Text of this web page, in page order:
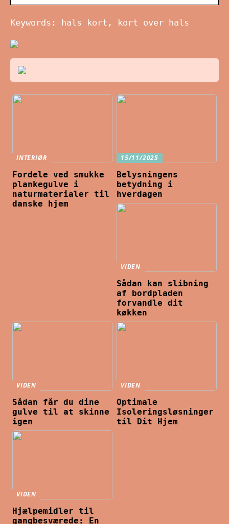
Keywords: hals kort, kort over hals
INTERIØR
Fordele ved smukke
plankegulve i
naturmaterialer til
danske hjem
15/11/2025
Belysningens
betydning i
hverdagen
VIDEN
Sådan kan slibning
af bordpladen
forvandle dit
køkken
VIDEN
Sådan får du dine
gulve til at skinne
igen
VIDEN
Optimale
Isoleringsløsninger
til Dit Hjem
VIDEN
Hjælpemidler til
gangbesværede: En